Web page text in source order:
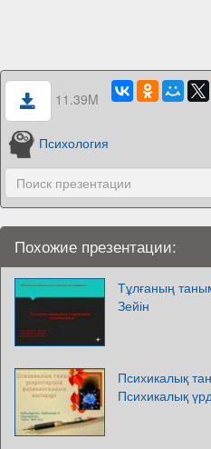
11.39M
Психология
Похожие презентации:
Тұлғаның
Зейін
Психикалық
Психикалық